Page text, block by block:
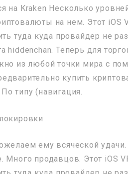
на Kraken Несколько
на нем. Этот iOS
туда куда провайдер не
hiddenchan. Теперь для
из любой точки мира с
купить
типу (навигация.
ему всяческой
Много продавцов. Этот iOS